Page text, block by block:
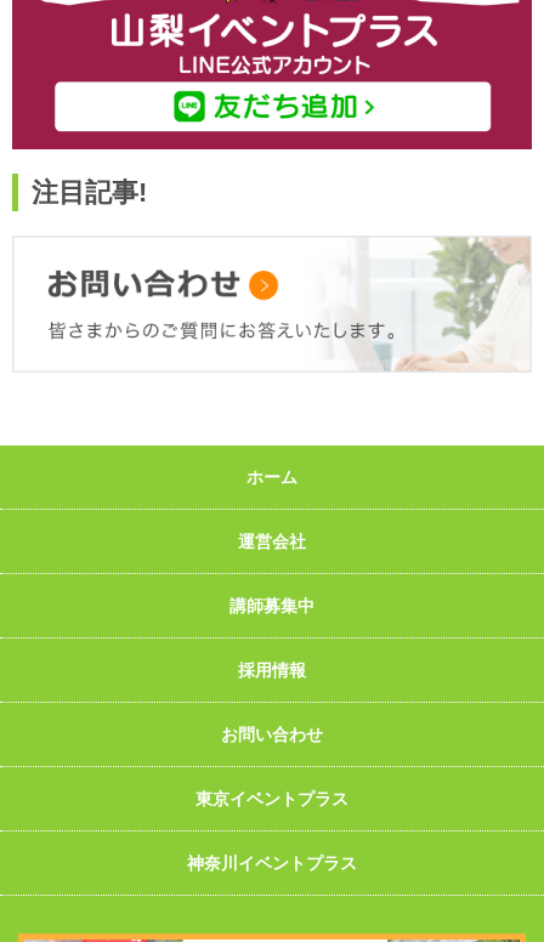
注目記事!
ホーム
運営会社
講師募集中
採用情報
お問い合わせ
東京イベントプラス
神奈川イベントプラス